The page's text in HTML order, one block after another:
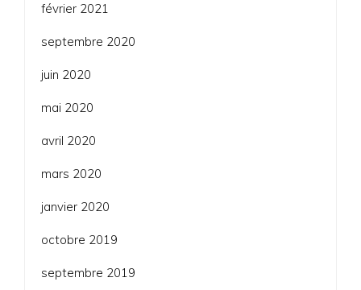
février 2021
septembre 2020
juin 2020
mai 2020
avril 2020
mars 2020
janvier 2020
octobre 2019
septembre 2019